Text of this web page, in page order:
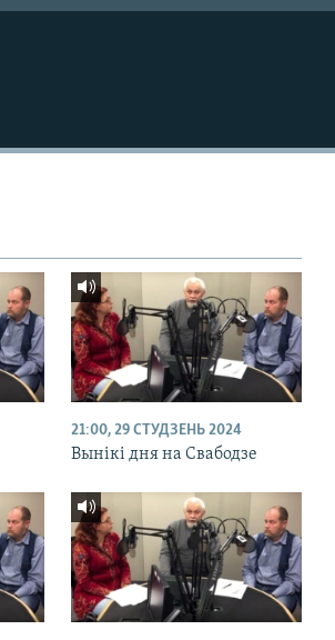
21:00, 29 СТУДЗЕНЬ 2024
Вынікі дня на Свабодзе